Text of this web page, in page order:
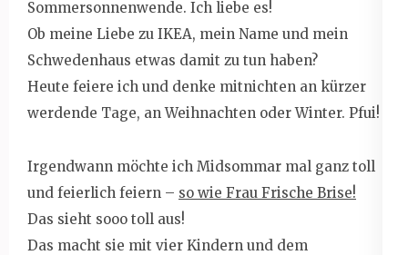
Sommersonnenwende. Ich liebe es!
Ob meine Liebe zu IKEA, mein Name und mein
Schwedenhaus etwas damit zu tun haben?
Heute feiere ich und denke mitnichten an kürzer
werdende Tage, an Weihnachten oder Winter. Pfui!
Irgendwann möchte ich Midsommar mal ganz toll
und feierlich feiern – so wie Frau Frische Brise!
Das sieht sooo toll aus!
Das macht sie mit vier Kindern und dem